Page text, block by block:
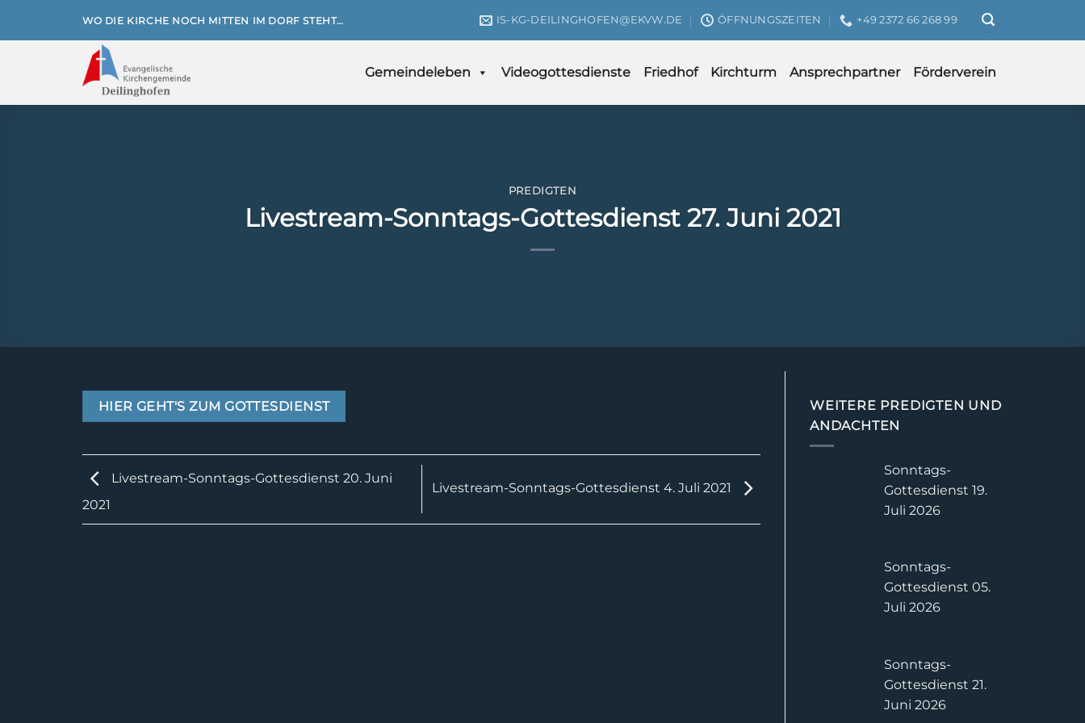
WO DIE KIRCHE NOCH MITTEN IM DORF STEHT… IS-KG-DEILINGHOFEN@EKVW.DE ÖFFNUNGSZEITEN +49 2372 66 268 99
Gemeindeleben Videogottesdienste Friedhof Kirchturm Ansprechpartner Förderverein
PREDIGTEN
Livestream-Sonntags-Gottesdienst 27. Juni 2021
HIER GEHT'S ZUM GOTTESDIENST
Livestream-Sonntags-Gottesdienst 20. Juni
2021
Livestream-Sonntags-Gottesdienst 4. Juli 2021
WEITERE PREDIGTEN UND
ANDACHTEN
Sonntags-
Gottesdienst 19.
Juli 2026
Sonntags-
Gottesdienst 05.
Juli 2026
Sonntags-
Gottesdienst 21.
Juni 2026